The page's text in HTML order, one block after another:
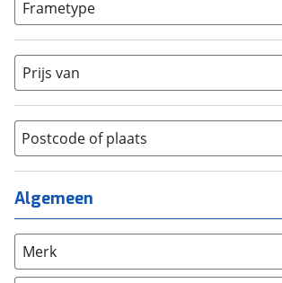
BMX / Freestyle fiets (1)
Cruiserfiets
Jeugdfiets (136)
Kinderfiets (65)
Ligfiets (95)
Mountainbike
Overig (22)
Racefiets
Stadsfiets (6487)
Frametype
Dames (25)
Dames monotube
Heren (244)
Jongens
Lage instap (0)
Meisjes
Prijs van
Postcode of plaats
Algemeen
Merk